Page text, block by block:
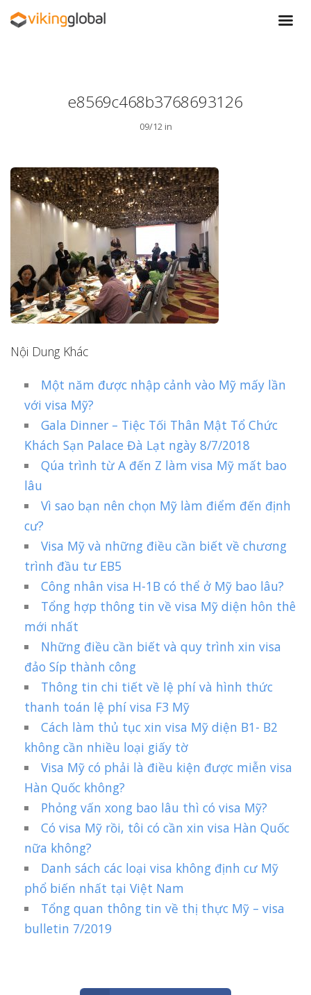
e8569c468b3768693126
09/12 in
Nội Dung Khác
Một năm được nhập cảnh vào Mỹ mấy lần
với visa Mỹ?
Gala Dinner – Tiệc Tối Thân Mật Tổ Chức
Khách Sạn Palace Đà Lạt ngày 8/7/2018
Qúa trình từ A đến Z làm visa Mỹ mất bao
lâu
Vì sao bạn nên chọn Mỹ làm điểm đến định
cư?
Visa Mỹ và những điều cần biết về chương
trình đầu tư EB5
Công nhân visa H-1B có thể ở Mỹ bao lâu?
Tổng hợp thông tin về visa Mỹ diện hôn thê
mới nhất
Những điều cần biết và quy trình xin visa
đảo Síp thành công
Thông tin chi tiết về lệ phí và hình thức
thanh toán lệ phí visa F3 Mỹ
Cách làm thủ tục xin visa Mỹ diện B1- B2
không cần nhiều loại giấy tờ
Visa Mỹ có phải là điều kiện được miễn visa
Hàn Quốc không?
Phỏng vấn xong bao lâu thì có visa Mỹ?
Có visa Mỹ rồi, tôi có cần xin visa Hàn Quốc
nữa không?
Danh sách các loại visa không định cư Mỹ
phổ biến nhất tại Việt Nam
Tổng quan thông tin về thị thực Mỹ – visa
bulletin 7/2019